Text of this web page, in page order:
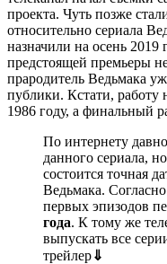
проекта. Чуть позже
относительно сериала
назначили на осень
предстоящей премьеры
прародитель Ведьмака
публики. Кстати, работу
1986 году, а финальный
По интернету
данного сериала,
состоится точная
Ведьмака.
первых эпизодов
года. К тому же
выпускать все
трейлер⇓